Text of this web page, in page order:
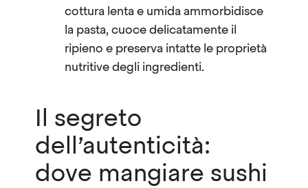
cottura lenta e umida ammorbidisce
la pasta, cuoce delicatamente il
ripieno e preserva intatte le proprietà
nutritive degli ingredienti.
Il segreto
dell’autenticità:
dove mangiare sushi